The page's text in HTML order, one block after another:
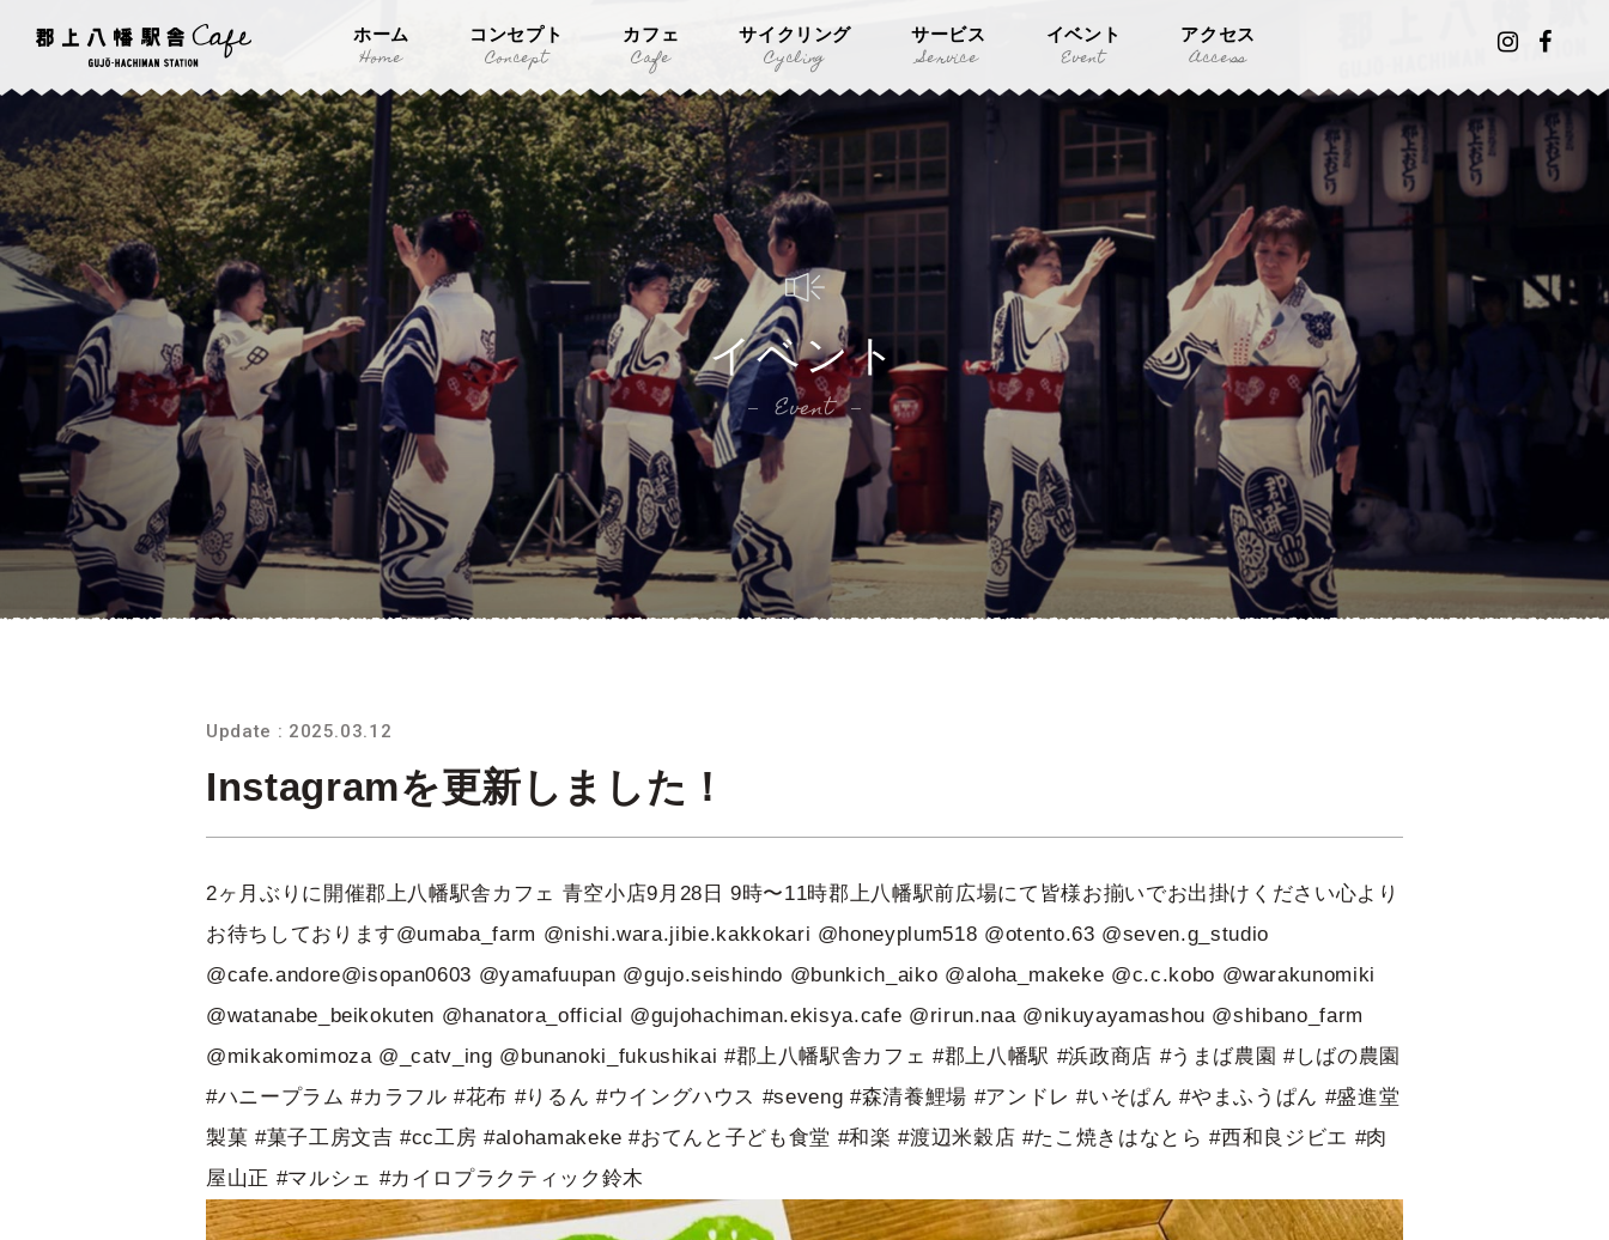
ホーム
Home
コンセプト
Concept
カフェ
Cafe
サイクリング
Cycling
サービス
Service
イベント
Event
アクセス
Access
イベント
Event
Update : 2025.03.12
Instagramを更新しました！
2ヶ月ぶりに開催郡上八幡駅舎カフェ 青空小店9月28日 9時〜11時郡上八幡駅前広場にて皆様お揃いでお出掛けください心より
お待ちしております@umaba_farm @nishi.wara.jibie.kakkokari @honeyplum518 @otento.63 @seven.g_studio
@cafe.andore@isopan0603 @yamafuupan @gujo.seishindo @bunkich_aiko @aloha_makeke @c.c.kobo @warakunomiki
@watanabe_beikokuten @hanatora_official @gujohachiman.ekisya.cafe @rirun.naa @nikuyayamashou @shibano_farm
@mikakomimoza @_catv_ing @bunanoki_fukushikai #郡上八幡駅舎カフェ #郡上八幡駅 #浜政商店 #うまば農園 #しばの農園
#ハニープラム #カラフル #花布 #りるん #ウイングハウス #seveng #森清養鯉場 #アンドレ #いそぱん #やまふうぱん #盛進堂
製菓 #菓子工房文吉 #cc工房 #alohamakeke #おてんと子ども食堂 #和楽 #渡辺米穀店 #たこ焼きはなとら #西和良ジビエ #肉
屋山正 #マルシェ #カイロプラクティック鈴木